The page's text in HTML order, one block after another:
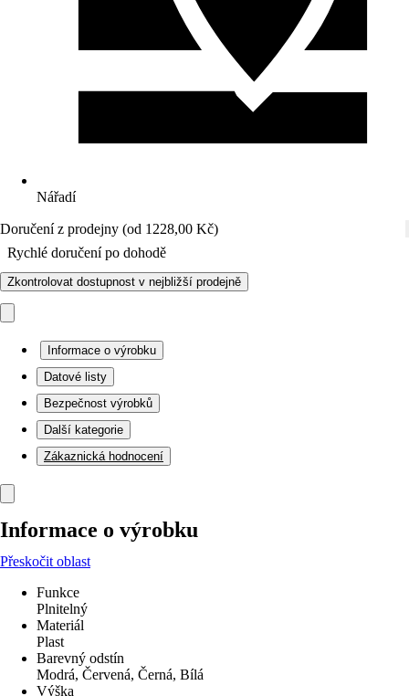
Nářadí
Doručení z prodejny (od 1228,00 Kč)
Rychlé doručení po dohodě
Zkontrolovat dostupnost v nejbližší prodejně
Informace o výrobku
Datové listy
Bezpečnost výrobků
Další kategorie
Zákaznická hodnocení
Informace o výrobku
Přeskočit oblast
Funkce
Plnitelný
Materiál
Plast
Barevný odstín
Modrá, Červená, Černá, Bílá
Výška